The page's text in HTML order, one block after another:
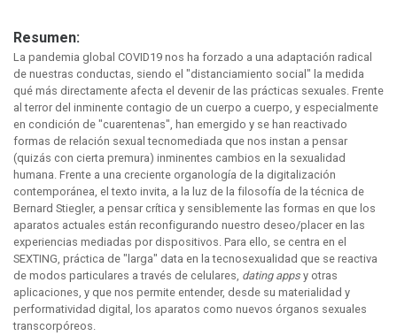
Resumen:
La pandemia global COVID19 nos ha forzado a una adaptación radical
de nuestras conductas, siendo el "distanciamiento social" la medida
qué más directamente afecta el devenir de las prácticas sexuales. Frente
al terror del inminente contagio de un cuerpo a cuerpo, y especialmente
en condición de "cuarentenas", han emergido y se han reactivado
formas de relación sexual tecnomediada que nos instan a pensar
(quizás con cierta premura) inminentes cambios en la sexualidad
humana. Frente a una creciente organología de la digitalización
contemporánea, el texto invita, a la luz de la filosofía de la técnica de
Bernard Stiegler, a pensar crítica y sensiblemente las formas en que los
aparatos actuales están reconfigurando nuestro deseo/placer en las
experiencias mediadas por dispositivos. Para ello, se centra en el
SEXTING, práctica de "larga" data en la tecnosexualidad que se reactiva
de modos particulares a través de celulares, dating apps y otras
aplicaciones, y que nos permite entender, desde su materialidad y
performatividad digital, los aparatos como nuevos órganos sexuales
transcorpóreos.